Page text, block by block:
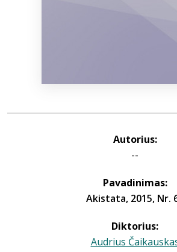
Autorius:
--
Pavadinimas:
Akistata, 2015, Nr.
Diktorius:
Audrius